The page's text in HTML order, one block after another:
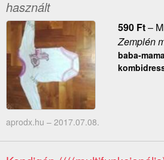
használt
590 Ft–
Zemplén
baba-
aprodx.hu – 2017.07.08.